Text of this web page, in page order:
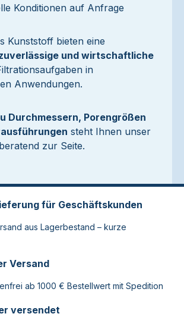
Konditionen auf Anfrage
Kunststoff bieten eine
und wirtschaftliche
in
Anwendungen.
Durchmessern, Porengrößen
steht Ihnen unser
zur Seite.
für Geschäftskunden
aus Lagerbestand – kurze
Versand
ab 1000 € Bestellwert mit Spedition
versendet